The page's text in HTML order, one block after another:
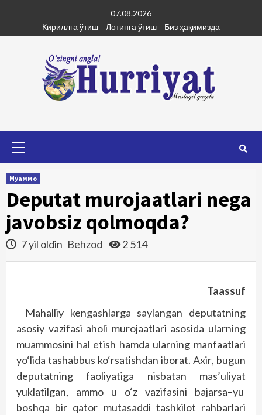
content
07.08.2026
Кириллга ўтиш
Лотинга ўтиш Биз ҳақимизда
Муаммо
Deputat murojaatlari nega
javobsiz qolmoqda?
7 yil oldin Behzod 2 514
Taassuf
Mahalliy kengashlarga saylangan deputatning
asosiy vazifasi aholi murojaatlari asosida ularning
muammosini hal etish hamda ularning manfaatlari
yo‘lida tashabbus ko‘rsatishdan iborat. Axir, bugun
deputatning faoliyatiga nisbatan mas’uliyat
yuklatilgan, ammo u o‘z vazifasini bajarsa–yu
boshqa bir qator mutasaddi tashkilot rahbarlari